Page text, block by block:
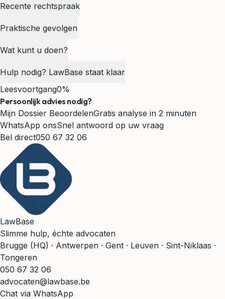
Recente rechtspraak
Praktische gevolgen
Wat kunt u doen?
Hulp nodig? LawBase staat klaar
Leesvoortgang0%
Persoonlijk advies nodig?
Mijn Dossier BeoordelenGratis analyse in 2 minuten
WhatsApp onsSnel antwoord op uw vraag
Bel direct050 67 32 06
LawBase
Slimme hulp, échte advocaten
Brugge (HQ) · Antwerpen · Gent · Leuven · Sint-Niklaas ·
Tongeren
050 67 32 06
advocaten@lawbase.be
Chat via WhatsApp